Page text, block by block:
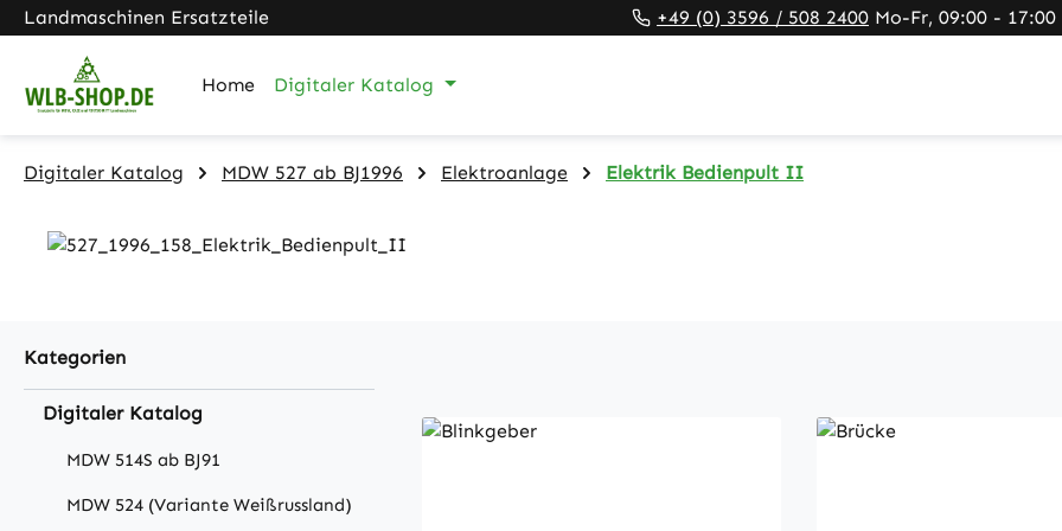
Hauptinhalt springen
Zur Suche springen
Zur Hauptnavigation springen
Landmaschinen Ersatzteile +49 (0) 3596 / 508 2400 Mo-Fr, 09:00 - 17:00
Home Digitaler Katalog
Digitaler Katalog MDW 527 ab BJ1996 Elektroanlage Elektrik Bedienpult II
Kategorien
Digitaler Katalog
MDW 514S ab BJ91
MDW 524 (Variante Weißrussland)